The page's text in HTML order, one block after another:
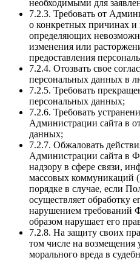
необходимыми для
7.2.3. Требовать от
о конкретных причинах и
определяющих
изменения или
предоставления
7.2.4. Отозвать свое
персональных данных в
7.2.5. Требовать
персональных данных;
7.2.6. Требовать
Администрации сайта в
данных;
7.2.7. Обжаловать
Администрации сайта в
надзору в сфере связи,
массовых коммуникаций
порядке в случае, если
осуществляет обработку
нарушением требований
образом нарушает его
7.2.8. На защиту своих
том числе на
морального вреда в